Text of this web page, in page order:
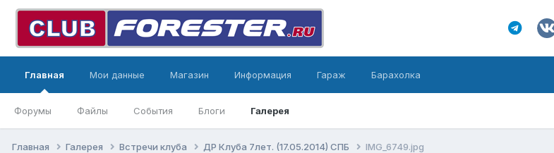
Главная
Форумы Файлы События Блоги Галерея
Мои данные Магазин Информация Гараж Барахолка
Главная Галерея Встречи клуба ДР Клуба 7лет. (17.05.2014) СПБ IMG_6749.jpg